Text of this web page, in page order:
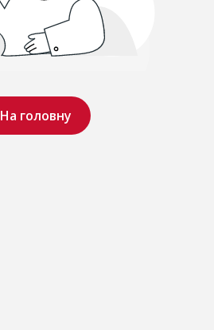
На головну